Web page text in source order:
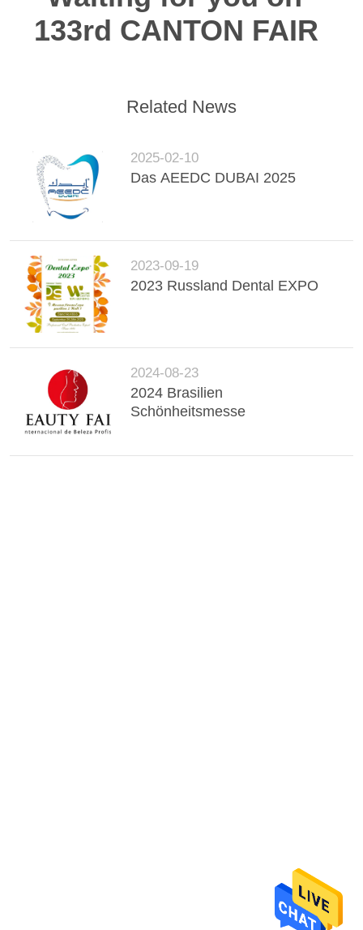
Related News
2025-02-10
Das AEEDC DUBAI 2025
2023-09-19
2023 Russland Dental EXPO
2024-08-23
2024 Brasilien
Schönheitsmesse